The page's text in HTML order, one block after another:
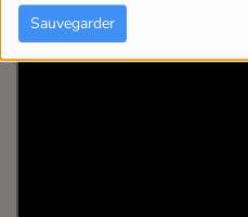
Sauvegarder